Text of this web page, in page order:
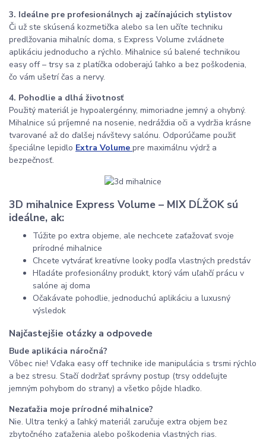
3. Ideálne pre profesionálnych aj začínajúcich stylistov
Či už ste skúsená kozmetička alebo sa len učíte techniku
predlžovania mihalníc doma, s Express Volume zvládnete
aplikáciu jednoducho a rýchlo. Mihalnice sú balené technikou
easy off – trsy sa z platíčka odoberajú ľahko a bez poškodenia,
čo vám ušetrí čas a nervy.
4. Pohodlie a dlhá životnosť
Použitý materiál je hypoalergénny, mimoriadne jemný a ohybný.
Mihalnice sú príjemné na nosenie, nedráždia oči a vydržia krásne
tvarované až do ďalšej návštevy salónu. Odporúčame použiť
špeciálne lepidlo Extra Volume pre maximálnu výdrž a
bezpečnosť.
3D mihalnice Express Volume – MIX DĹŽOK sú
ideálne, ak:
Túžite po extra objeme, ale nechcete zaťažovať svoje
prírodné mihalnice
Chcete vytvárať kreatívne looky podľa vlastných predstáv
Hľadáte profesionálny produkt, ktorý vám uľahčí prácu v
salóne aj doma
Očakávate pohodlie, jednoduchú aplikáciu a luxusný
výsledok
Najčastejšie otázky a odpovede
Bude aplikácia náročná?
Vôbec nie! Vďaka easy off technike ide manipulácia s trsmi rýchlo
a bez stresu. Stačí dodržať správny postup (trsy oddeľujte
jemným pohybom do strany) a všetko pôjde hladko.
Nezaťažia moje prírodné mihalnice?
Nie. Ultra tenký a ľahký materiál zaručuje extra objem bez
zbytočného zaťaženia alebo poškodenia vlastných rias.